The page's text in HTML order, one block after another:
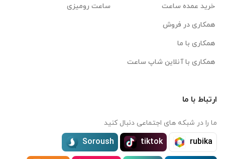
خرید عمده ساعت
همکاری در فروش
همکاری با ما
همکاری با آنلاین شاپ ساعت
ساعت رومیزی
ارتباط با ما
ما را در شبکه های اجتماعی دنبال کنید
rubika
tiktok
Soroush